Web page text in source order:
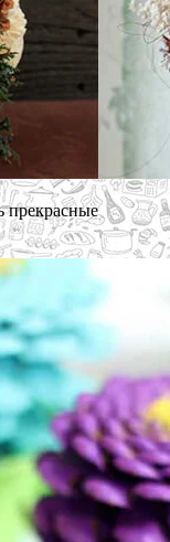
прекрасные